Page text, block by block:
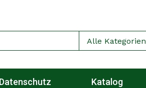
Alle Kategorien
Datenschutz Katalog